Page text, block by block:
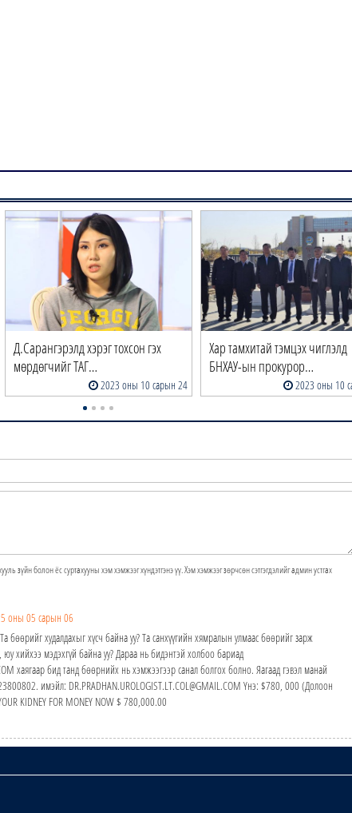
Д.Сарангэрэлд хэрэг тохсон гэх
мөрдөгчийг ТАГ…
2023 оны 10 сарын 24
Хар тамхитай тэмцэх чиглэлд
БНХАУ-ын прокурор…
2023 оны 10
зүйн болон ёс суртахууны хэм хэмжээг хүндэтгэнэ үү. Хэм хэмжээг зөрчсөн сэтгэгдэлийг админ устгах
оны 05 сарын 06
бөөрийг худалдахыг хүсч байна уу? Та санхүүгийн хямралын улмаас бөөрийг зарж
хийхээ мэдэхгүй байна уу? Дараа нь бидэнтэй холбоо бариад
хаягаар бид танд бөөрнийх нь хэмжээгээр санал болгох болно. Яагаад гэвэл манай
имэйл: DR.PRADHAN.UROLOGIST.LT.COL@GMAIL.COM Yнэ: $780, 000 (Долоон
KIDNEY FOR MONEY NOW $ 780,000.00